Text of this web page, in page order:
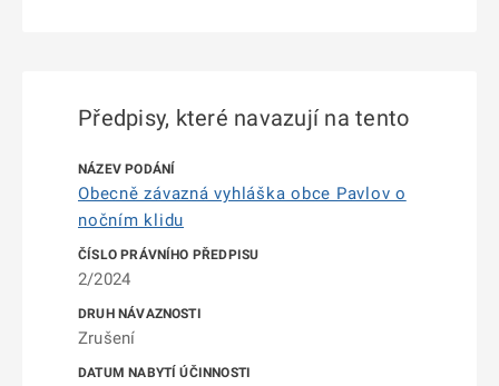
Předpisy, které navazují na tento
Obecně závazná vyhláška obce Pavlov o
nočním klidu
2/2024
Zrušení